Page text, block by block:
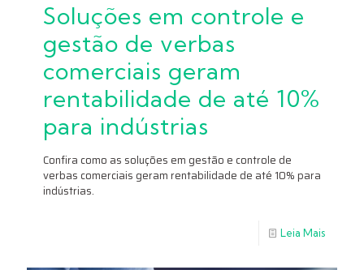
Soluções em controle e
gestão de verbas
comerciais geram
rentabilidade de até 10%
para indústrias
Confira como as soluções em gestão e controle de
verbas comerciais geram rentabilidade de até 10% para
indústrias.
Leia Mais